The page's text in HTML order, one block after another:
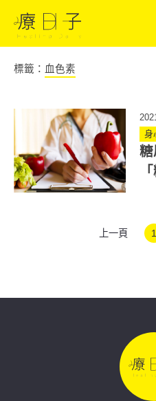
標籤： 血色素
身
糖
上一頁 1